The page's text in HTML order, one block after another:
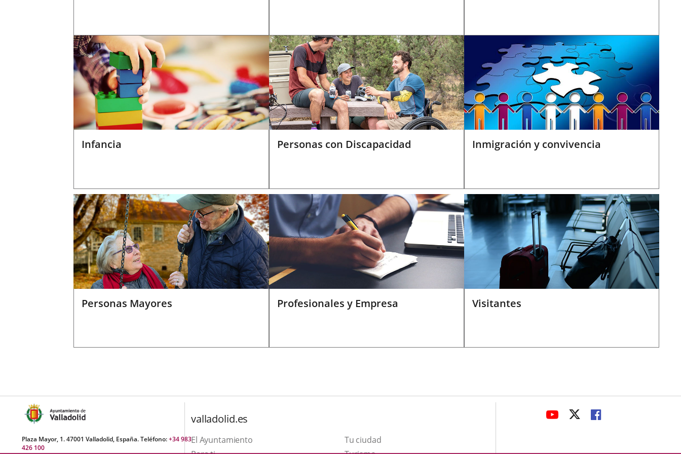
Infancia Personas con Discapacidad Inmigración y convivencia
Personas Mayores Profesionales y Empresa Visitantes
Plaza Mayor, 1. 47001 Valladolid, España. Teléfono:+34 983
426 100
valladolid.es
El Ayuntamiento
Tu ciudad
LINK
LINK